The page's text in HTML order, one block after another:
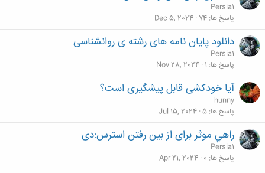
Persia1
پاسخ ها 74
Dec 5, 2024
دانلود پایان نامه های رشته ی روانشناسی
Persia1
پاسخ ها 1
Nov 28, 2024
آیا خودکشی قابل پیشگیری است؟
hunny
پاسخ ها 5
Jul 15, 2024
راهي موثر برای از بین رفتن استرس:دی
Persia1
پاسخ ها 0
Apr 21, 2024